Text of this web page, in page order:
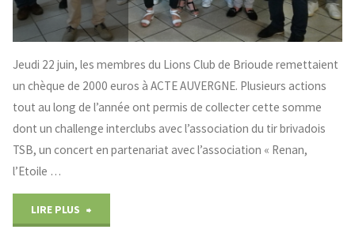
Jeudi 22 juin, les membres du Lions Club de Brioude remettaient
un chèque de 2000 euros à ACTE AUVERGNE. Plusieurs actions
tout au long de l’année ont permis de collecter cette somme
dont un challenge interclubs avec l’association du tir brivadois
TSB, un concert en partenariat avec l’association « Renan,
l’Etoile …
LIRE PLUS